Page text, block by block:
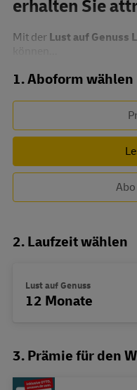
erhalten Sie
Mit der Lust auf Genuss
Abo
1. Aboform wählen
2. Laufzeit wählen
Lust auf Genuss
12 Monate
3. Prämie für den